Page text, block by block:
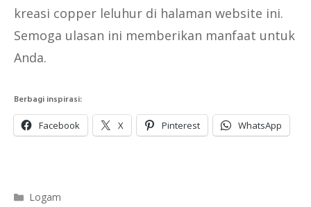
kreasi copper leluhur di halaman website ini.
Semoga ulasan ini memberikan manfaat untuk
Anda.
Berbagi inspirasi:
Facebook X Pinterest WhatsApp
Categories
Logam